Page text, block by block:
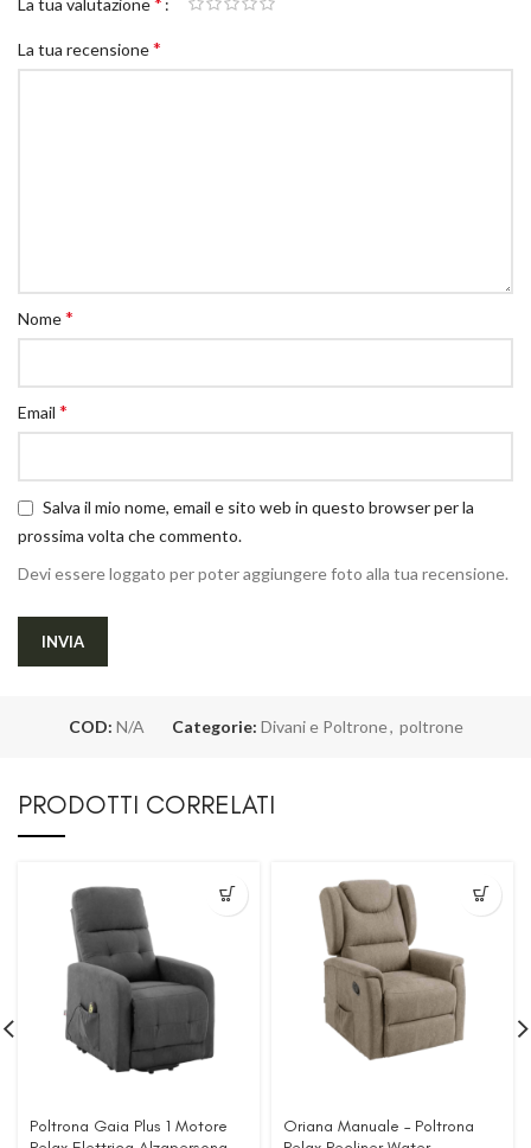
La tua recensione*
Nome*
Email *
Salva il mio nome, email e sito web in questo browser per la
prossima volta che commento.
Devi essere loggato per poter aggiungere foto alla tua recensione.
COD: N/A Categorie: Divani e Poltrone, poltrone
PRODOTTI CORRELATI
Poltrona Gaia Plus 1 Motore
Oriana Manuale – Poltrona